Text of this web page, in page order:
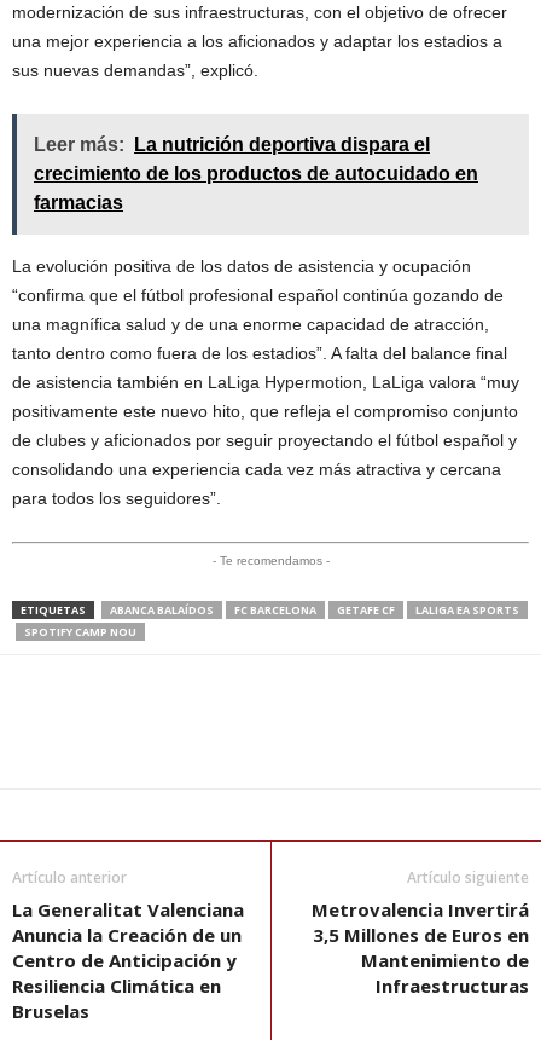
modernización de sus infraestructuras, con el objetivo de ofrecer
una mejor experiencia a los aficionados y adaptar los estadios a
sus nuevas demandas”, explicó.
Leer más:
La nutrición deportiva dispara el
crecimiento de los productos de autocuidado en
farmacias
La evolución positiva de los datos de asistencia y ocupación
“confirma que el fútbol profesional español continúa gozando de
una magnífica salud y de una enorme capacidad de atracción,
tanto dentro como fuera de los estadios”. A falta del balance final
de asistencia también en LaLiga Hypermotion, LaLiga valora “muy
positivamente este nuevo hito, que refleja el compromiso conjunto
de clubes y aficionados por seguir proyectando el fútbol español y
consolidando una experiencia cada vez más atractiva y cercana
para todos los seguidores”.
- Te recomendamos -
ETIQUETAS ABANCA BALAÍDOS FC BARCELONA GETAFE CF
LALIGA EA SPORTS
SPOTIFY CAMP NOU
Artículo anterior
La Generalitat Valenciana
Anuncia la Creación de un
Centro de Anticipación y
Resiliencia Climática en
Bruselas
Artículo siguiente
Metrovalencia Invertirá
3,5 Millones de Euros en
Mantenimiento de
Infraestructuras